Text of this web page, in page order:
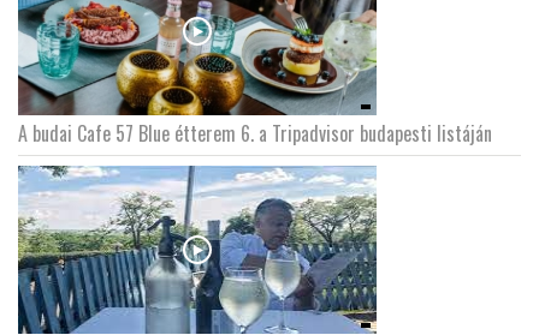
A budai Cafe 57 Blue étterem 6. a Tripadvisor budapesti listáján